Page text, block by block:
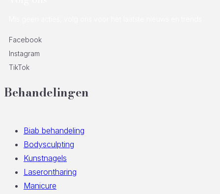
Facebook
Instagram
TikTok
Behandelingen
Biab behandeling
Bodysculpting
Kunstnagels
Laserontharing
Manicure